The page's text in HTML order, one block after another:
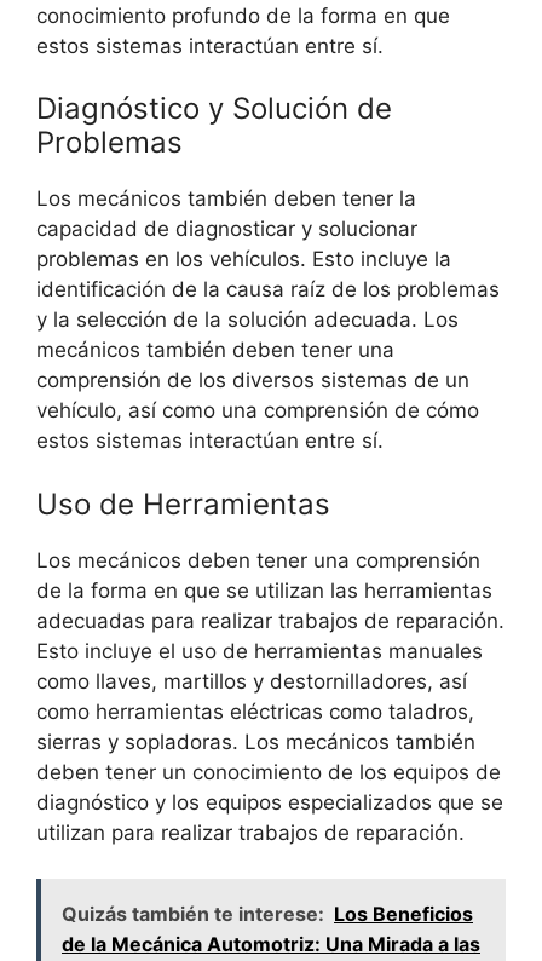
conocimiento profundo de la forma en que
estos sistemas interactúan entre sí.
Diagnóstico y Solución de
Problemas
Los mecánicos también deben tener la
capacidad de diagnosticar y solucionar
problemas en los vehículos. Esto incluye la
identificación de la causa raíz de los problemas
y la selección de la solución adecuada. Los
mecánicos también deben tener una
comprensión de los diversos sistemas de un
vehículo, así como una comprensión de cómo
estos sistemas interactúan entre sí.
Uso de Herramientas
Los mecánicos deben tener una comprensión
de la forma en que se utilizan las herramientas
adecuadas para realizar trabajos de reparación.
Esto incluye el uso de herramientas manuales
como llaves, martillos y destornilladores, así
como herramientas eléctricas como taladros,
sierras y sopladoras. Los mecánicos también
deben tener un conocimiento de los equipos de
diagnóstico y los equipos especializados que se
utilizan para realizar trabajos de reparación.
Quizás también te interese: Los Beneficios
de la Mecánica Automotriz: Una Mirada a las